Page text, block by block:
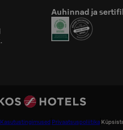
Auhinnad ja
Kasutustingimused Privaatsuspoliitika